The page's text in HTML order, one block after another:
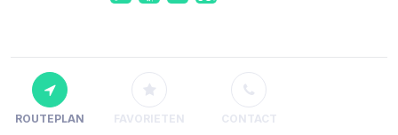
ROUTEPLAN FAVORIETEN CONTACT